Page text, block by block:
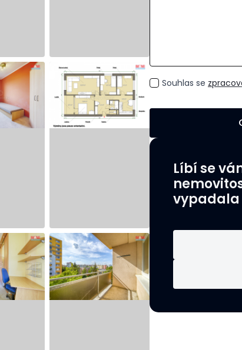
GDPRSouhlas se
Líbí se
vypadala